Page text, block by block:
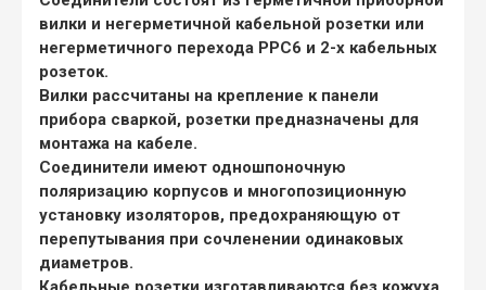
вилки и негерметичной кабельной розетки или
негерметичного перехода РРС6 и 2-х кабельных
розеток.
Вилки рассчитаны на крепление к панели
прибора сваркой, розетки предназначены для
монтажа на кабеле.
Соединители имеют одношпоночную
поляризацию корпусов и многопозиционную
установку изоляторов, предохраняющую от
перепутывания при сочленении одинаковых
диаметров.